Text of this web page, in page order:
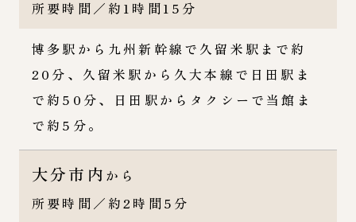
所要時間／約1時間15分
博多駅から九州新幹線で久留米駅まで約
20分、久留米駅から久大本線で日田駅ま
で約50分、日田駅からタクシーで当館ま
で約5分。
大分市内 から
所要時間／約2時間5分